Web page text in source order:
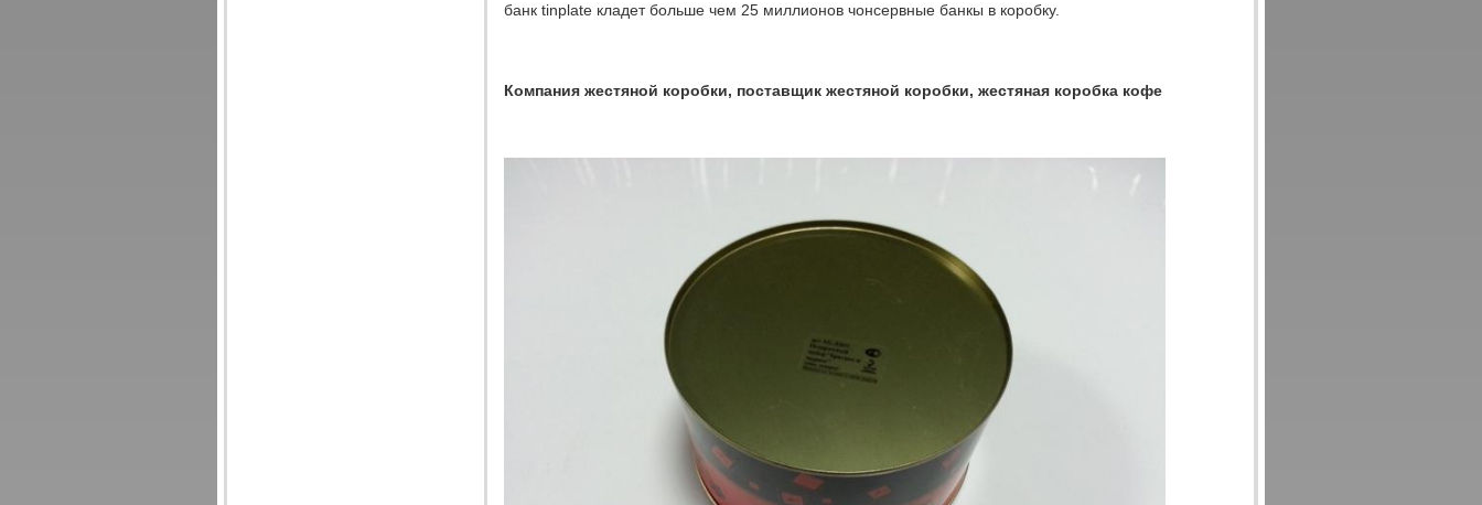
банк tinplate кладет больше чем 25 миллионов чонсервные банкы в коробку.
Компания жестяной коробки, поставщик жестяной коробки, жестяная коробка кофе